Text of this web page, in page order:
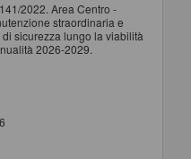
2022. Area Centro -
straordinaria e
sicurezza lungo la viabilità
2026-2029.